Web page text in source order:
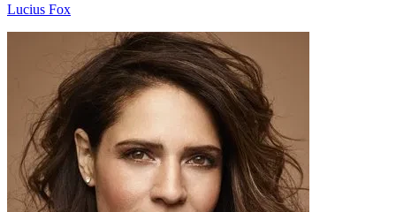
Lucius Fox